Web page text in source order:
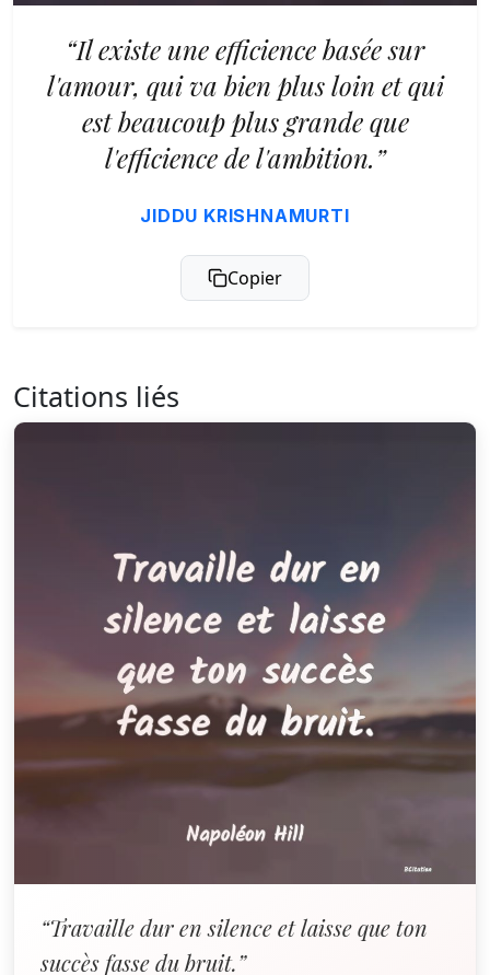
“Il existe une efficience basée sur
l'amour, qui va bien plus loin et qui
est beaucoup plus grande que
l'efficience de l'ambition.”
JIDDU KRISHNAMURTI
Copier
Citations liés
“Travaille dur en silence et laisse que ton
succès fasse du bruit.”